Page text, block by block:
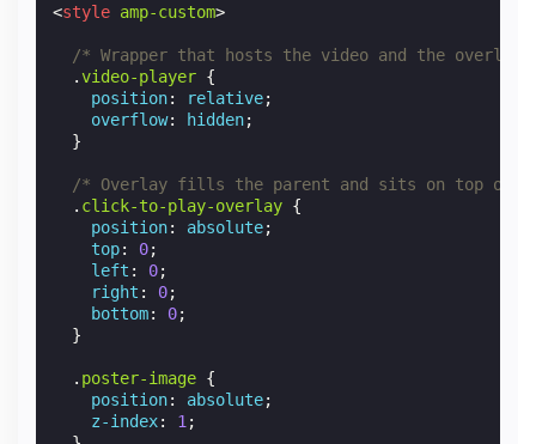
<style amp-custom>
/* Wrapper that hosts the video and the overlay
.video-player {
position: relative;
overflow: hidden;
}
/* Overlay fills the parent and sits on top of
. click-to-play-overlay {
position: absolute;
top: 0;
left : 0;
right : 0;
bottom: 0;
}
. poster-image {
position: absolute;
z-index: 1 ;